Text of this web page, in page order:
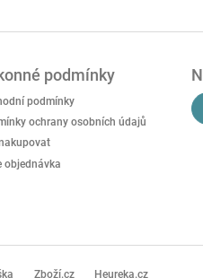
podmínky
podmínky
ochrany osobních údajů
objednávka
Zboží.cz Heureka.cz